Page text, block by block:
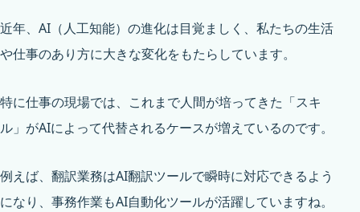
近年、AI（人工知能）の進化は目覚ましく、私たちの生活
や仕事のあり方に大きな変化をもたらしています。
特に仕事の現場では、これまで人間が培ってきた「スキ
ル」がAIによって代替されるケースが増えているのです。
例えば、翻訳業務はAI翻訳ツールで瞬時に対応できるよう
になり、事務作業もAI自動化ツールが活躍していますね。